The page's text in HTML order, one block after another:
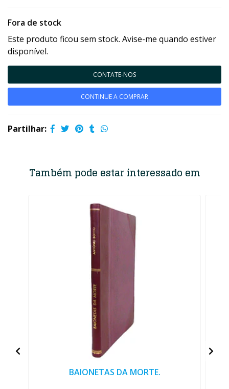
Fora de stock
Este produto ficou sem stock. Avise-me quando estiver
disponível.
CONTATE-NOS
CONTINUE A COMPRAR
Partilhar:
Também pode estar interessado em
BAIONETAS DA MORTE.